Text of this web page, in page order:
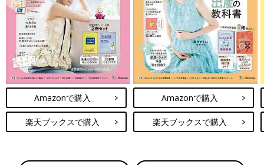
Amazonで購入
楽天ブックスで購入
Amazonで購入
楽天ブックスで購入